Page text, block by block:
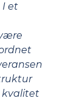
I et
kvalitet